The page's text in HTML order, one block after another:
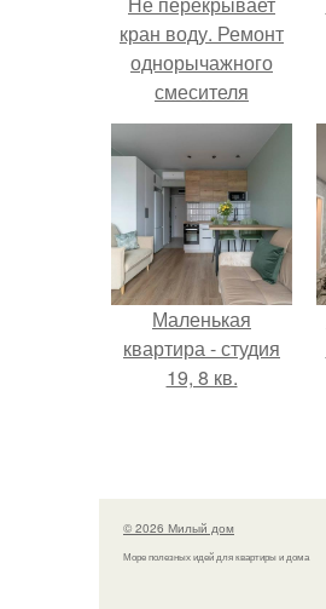
кран воду. Ремонт
однорычажного
смесителя
Маленькая
квартира - студия
19, 8 кв.
© 2026 Милый дом
Море полезных идей для квартиры и дома